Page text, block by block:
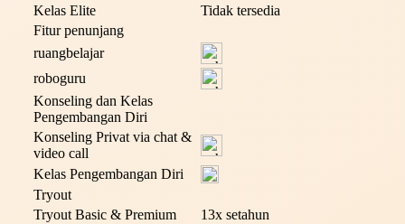
Kelas Elite
Tidak tersedia
Fitur penunjang
ruangbelajar
roboguru
Konseling dan Kelas
Pengembangan Diri
Konseling Privat via chat &
video call
Kelas Pengembangan Diri
Tryout
Tryout Basic & Premium
13x setahun